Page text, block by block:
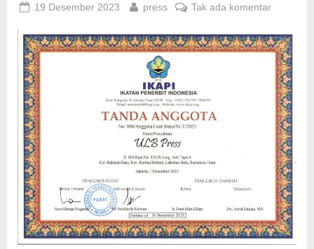
Posted
19 Desember 2023 By
press Tak ada komentarpada
Press
Resmi
Menjadi
Anggota
IKAPI